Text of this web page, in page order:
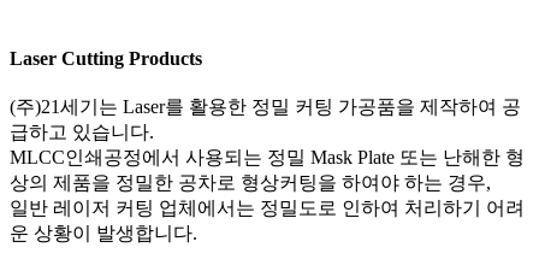
Laser Cutting Products
(주)21세기는 Laser를 활용한 정밀 커팅 가공품을 제작하여 공
급하고 있습니다.
MLCC인쇄공정에서 사용되는 정밀 Mask Plate 또는 난해한 형
상의 제품을 정밀한 공차로 형상커팅을 하여야 하는 경우,
일반 레이저 커팅 업체에서는 정밀도로 인하여 처리하기 어려
운 상황이 발생합니다.